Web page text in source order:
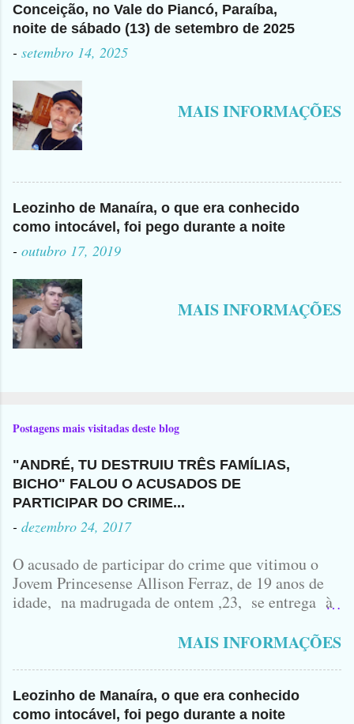
Conceição, no Vale do Piancó, Paraíba,
noite de sábado (13) de setembro de 2025
- setembro 14, 2025
MAIS INFORMAÇÕES
Leozinho de Manaíra, o que era conhecido
como intocável, foi pego durante a noite
- outubro 17, 2019
MAIS INFORMAÇÕES
Postagens mais visitadas deste blog
"ANDRÉ, TU DESTRUIU TRÊS FAMÍLIAS,
BICHO" FALOU O ACUSADOS DE
PARTICIPAR DO CRIME...
- dezembro 24, 2017
O acusado de participar do crime que vitimou o
Jovem Princesense Allison Ferraz, de 19 anos de
idade, na madrugada de ontem ,23, se entrega à
vulgo ( CORRÓ ) falou como tudo aconteceu ...
MAIS INFORMAÇÕES
Leozinho de Manaíra, o que era conhecido
como intocável, foi pego durante a noite